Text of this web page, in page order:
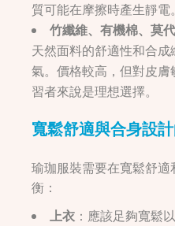
質可能在摩擦時產生靜電。
竹纖維、有機棉、莫
天然面料的舒適性和合
氣。價格較高，但對皮
習者來說是理想選擇。
寬鬆舒適與合身設
瑜珈服裝需要在寬鬆舒
衡：
上衣 ：應該足夠寬鬆